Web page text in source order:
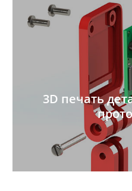
3D печать